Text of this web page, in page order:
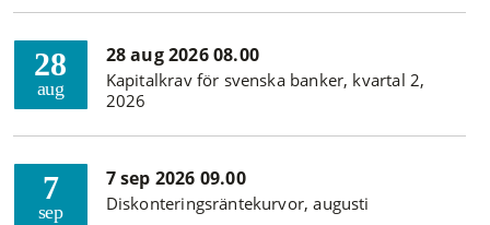
28
aug
28 aug 2026 08.00
Kapitalkrav för svenska banker, kvartal 2,
2026
7
sep
7 sep 2026 09.00
Diskonteringsräntekurvor, augusti